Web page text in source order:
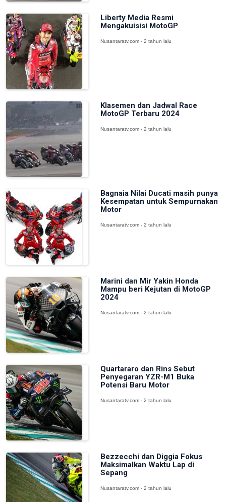
Liberty Media Resmi
Mengakuisisi MotoGP
Nusantaratv.com - 2 tahun lalu
Klasemen dan Jadwal Race
MotoGP Terbaru 2024
Nusantaratv.com - 2 tahun lalu
Bagnaia Nilai Ducati masih punya
Kesempatan untuk Sempurnakan
Motor
Nusantaratv.com - 2 tahun lalu
Marini dan Mir Yakin Honda
Mampu beri Kejutan di MotoGP
2024
Nusantaratv.com - 2 tahun lalu
Quartararo dan Rins Sebut
Penyegaran YZR-M1 Buka
Potensi Baru Motor
Nusantaratv.com - 2 tahun lalu
Bezzecchi dan Diggia Fokus
Maksimalkan Waktu Lap di
Sepang
Nusantaratv.com - 2 tahun lalu